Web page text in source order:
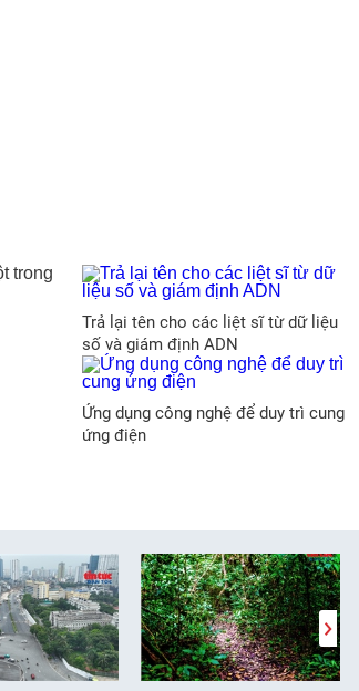
Trả lại tên cho các liệt sĩ từ dữ liệu
số và giám định ADN
Ứng dụng công nghệ để duy trì cung
ứng điện